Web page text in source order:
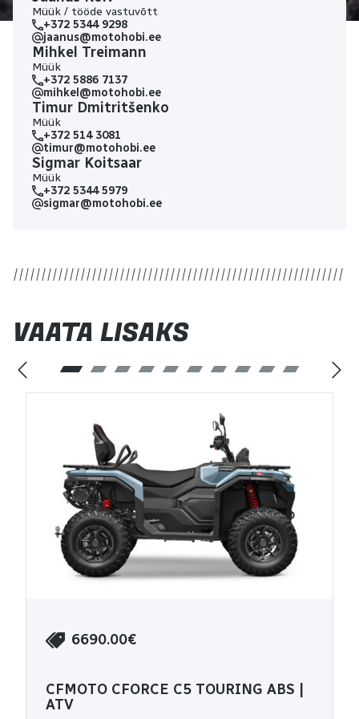
Müük / tööde vastuvõtt
+372 5344 9298
jaanus@motohobi.ee
Mihkel Treimann
Müük
+372 5886 7137
mihkel@motohobi.ee
Timur Dmitritšenko
Müük
+372 514 3081
timur@motohobi.ee
Sigmar Koitsaar
Müük
+372 5344 5979
sigmar@motohobi.ee
diferentsiaali / lukustatav nelikvedu.
Käiguvahetus : automaat – CV-Tech variaator.
Pidurid : hüdraulilised 4x ketaspiduriga, 4 ratta
pidurdussüsteem / seisupidur. Vedrustus : 4x
sõltumatu (õliamortisaatorid). Garantii : Tehase
CFMOTO ATV, tootekood: CF400ATR-3L-EPS-S-
ORANGE
VAATA LISAKS
6690.00€
CFMOTO CFORCE C5 TOURING ABS |
ATV